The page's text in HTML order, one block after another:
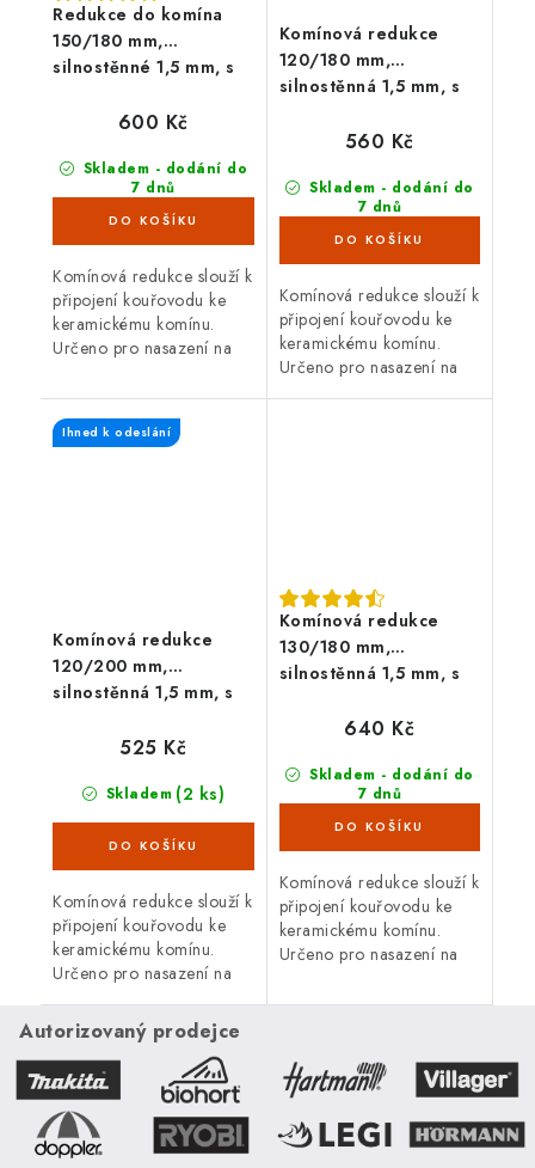
Redukce do komína
150/180 mm,
silnostěnné 1,5 mm, s
Skladem - dodání do
7 dnů
600 Kč
Komínová redukce slouží k
připojení kouřovodu ke
keramickému komínu.
Určeno pro nasazení na
průměru 150 mm. Průměr
komína 180 mm. S těsnící
šňůrou.
Komínová redukce
120/180 mm,
silnostěnná 1,5 mm, s
Skladem - dodání do
7 dnů
560 Kč
Komínová redukce slouží k
připojení kouřovodu ke
keramickému komínu.
Určeno pro nasazení na
Komínová redukce
120/200 mm,
silnostěnná 1,5 mm, s
Ihned k odeslání
Skladem (2 ks)
525 Kč
Komínová redukce slouží k
připojení kouřovodu ke
keramickému komínu.
Určeno pro nasazení na
průměru 120 mm. Průměr
komína 200 mm. S těsnící
šňůrou.
Komínová redukce
130/180 mm,
silnostěnná 1,5 mm, s
Skladem - dodání do
7 dnů
(62 ks)
640 Kč
Komínová redukce slouží k
připojení kouřovodu ke
keramickému komínu.
Určeno pro nasazení na
průměru 130 mm. Průměr
Autorizovaný prodejce